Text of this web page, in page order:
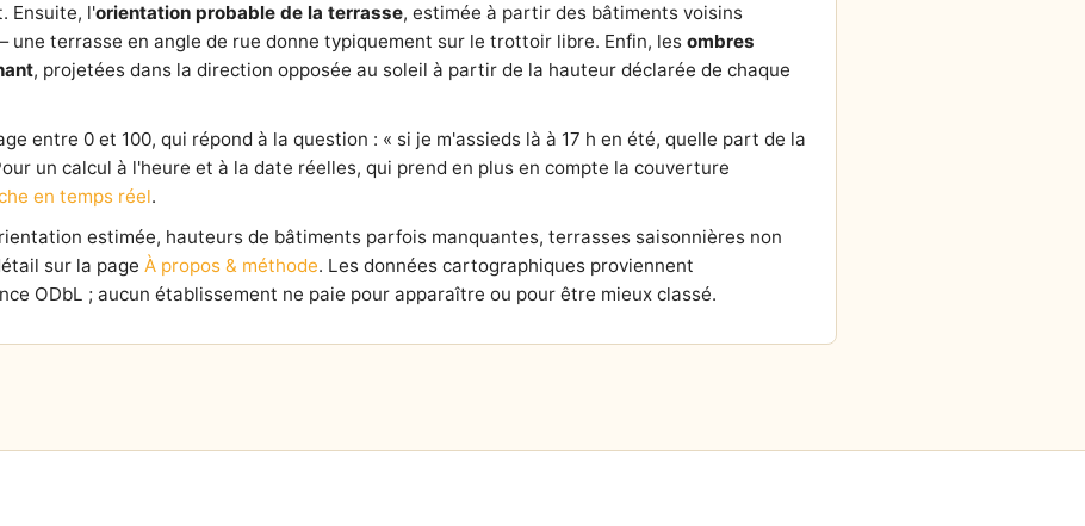
Ensuite, l'orientation probable de la terrasse, estimée à partir des bâtiments voisins
terrasse en angle de rue donne typiquement sur le trottoir libre. Enfin, les ombres
, projetées dans la direction opposée au soleil à partir de la hauteur déclarée de chaque
entre 0 et 100, qui répond à la question : « si je m'assieds là à 17 h en été, quelle part de la
un calcul à l'heure et à la date réelles, qui prend en plus en compte la couverture
en temps réel.
estimée, hauteurs de bâtiments parfois manquantes, terrasses saisonnières non
sur la page À propos & méthode. Les données cartographiques proviennent
ODbL ; aucun établissement ne paie pour apparaître ou pour être mieux classé.